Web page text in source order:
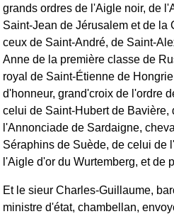
grands ordres de l'Aigle noir, de
Saint-Jean de Jérusalem et de la
ceux de Saint-André, de Saint-
Anne de la première classe de
royal de Saint-Étienne de
d'honneur, grand'croix de l'ordre
celui de Saint-Hubert de Bavière,
l'Annonciade de Sardaigne,
Séraphins de Suède, de celui de
l'Aigle d'or du Wurtemberg, et de
Et le sieur Charles-Guillaume,
ministre d'état, chambellan,